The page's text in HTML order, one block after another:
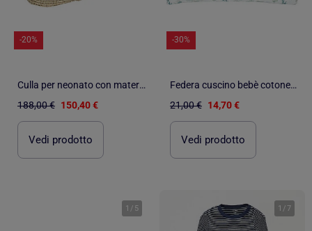
-20%
Culla per neonato con materasso, rivestimento e lenzuolo con angoli, safari | SEVIRA KIDS
188,00 € 150,40 €
Vedi prodotto
-30%
Federa cuscino bebè cotone reversibile | SEVIRA KIDS
21,00 € 14,70 €
Vedi prodotto
1 / 5 1 / 7